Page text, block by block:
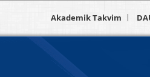
Akademik Takvim